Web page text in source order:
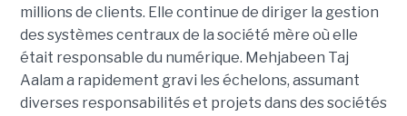
millions de clients. Elle continue de diriger la gestion
des systèmes centraux de la société mère où elle
était responsable du numérique. Mehjabeen Taj
Aalam a rapidement gravi les échelons, assumant
diverses responsabilités et projets dans des sociétés